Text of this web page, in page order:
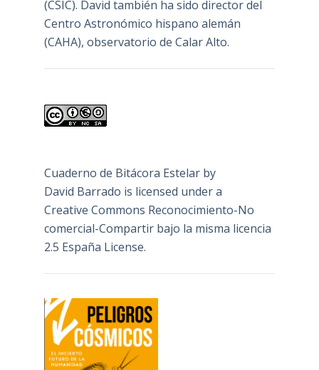
(CSIC). David también ha sido director del
Centro Astronómico hispano alemán
(CAHA), observatorio de Calar Alto.
Cuaderno de Bitácora Estelarby
David Barrado is licensed under a
Creative Commons Reconocimiento-No
comercial-Compartir bajo la misma licencia
2.5 España License.